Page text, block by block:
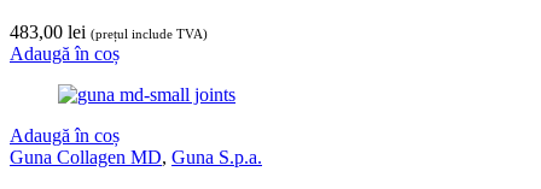
483,00 lei (prețul include TVA)
Adaugă în coș
Adaugă în coș
Guna Collagen MD, Guna S.p.a.